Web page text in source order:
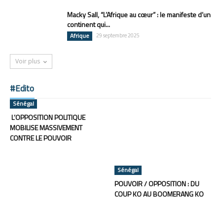
Macky Sall, “L’Afrique au cœur” : le manifeste d’un
continent qui...
Afrique 29 septembre 2025
Voir plus
#Edito
Sénégal
L’OPPOSITION POLITIQUE
MOBILISE MASSIVEMENT
CONTRE LE POUVOIR
Sénégal
POUVOIR / OPPOSITION : DU
COUP KO AU BOOMERANG KO